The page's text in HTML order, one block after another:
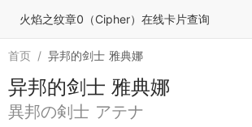
火焰之纹章0（Cipher）在线卡片查询
首页 / 异邦的剑士 雅典娜
异邦的剑士 雅典娜
異邦の剣士 アテナ